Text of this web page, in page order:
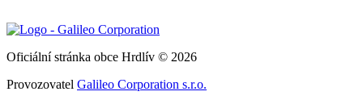
Oficiální stránka obce Hrdlív © 2026
Provozovatel Galileo Corporation s.r.o.